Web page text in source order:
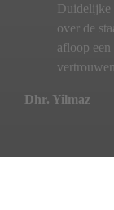
Duidelijke
over de
afloop
Dhr. Yilmaz